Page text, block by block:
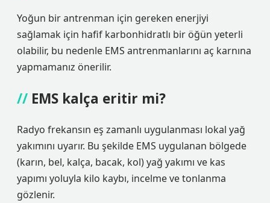
Yoğun bir antrenman için gereken enerjiyi
sağlamak için hafif karbonhidratlı bir öğün yeterli
olabilir, bu nedenle EMS antrenmanlarını aç karnına
yapmamanız önerilir.
EMS kalça eritir mi?
Radyo frekansın eş zamanlı uygulanması lokal yağ
yakımını uyarır. Bu şekilde EMS uygulanan bölgede
(karın, bel, kalça, bacak, kol) yağ yakımı ve kas
yapımı yoluyla kilo kaybı, incelme ve tonlanma
gözlenir.